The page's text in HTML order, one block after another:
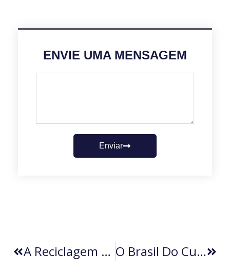
ENVIE UMA MENSAGEM
Enviar
A Reciclagem Antes Da Reciclagem: O Que Os Antigos Nos Ensinaram O Brasil Do Cuidado: O Que Aprendemos Quando Cuidamos Dos Nossos Idosos (por Vera Helena Castanho)